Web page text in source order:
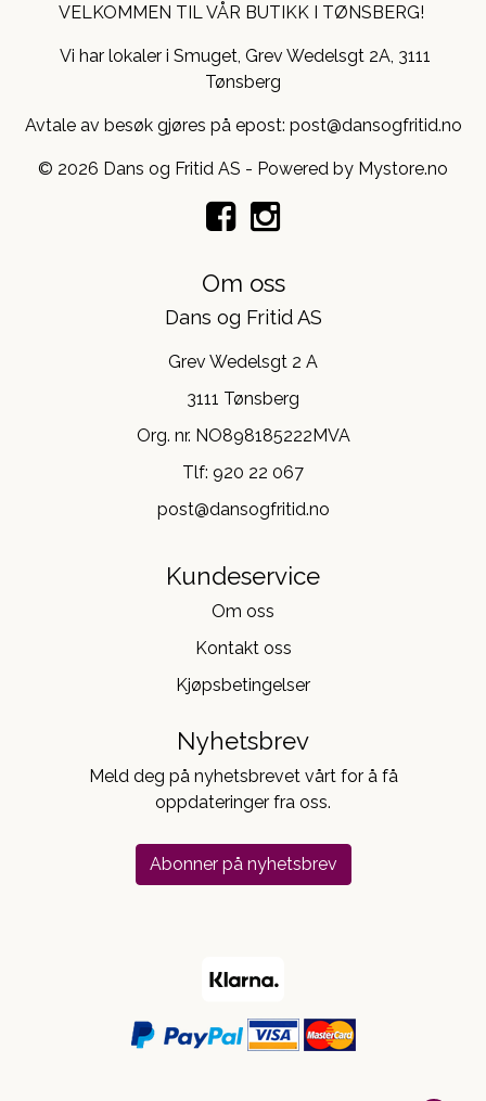
VELKOMMEN TIL VÅR BUTIKK I TØNSBERG!
Vi har lokaler i Smuget, Grev Wedelsgt 2A, 3111
Tønsberg
Avtale av besøk gjøres på epost: post@dansogfritid.no
© 2026 Dans og Fritid AS - Powered by Mystore.no
Om oss
Dans og Fritid AS
Grev Wedelsgt 2 A
3111 Tønsberg
Org. nr. NO898185222MVA
Tlf: 920 22 067
post@dansogfritid.no
Kundeservice
Om oss
Kontakt oss
Kjøpsbetingelser
Nyhetsbrev
Meld deg på nyhetsbrevet vårt for å få
oppdateringer fra oss.
Abonner på nyhetsbrev